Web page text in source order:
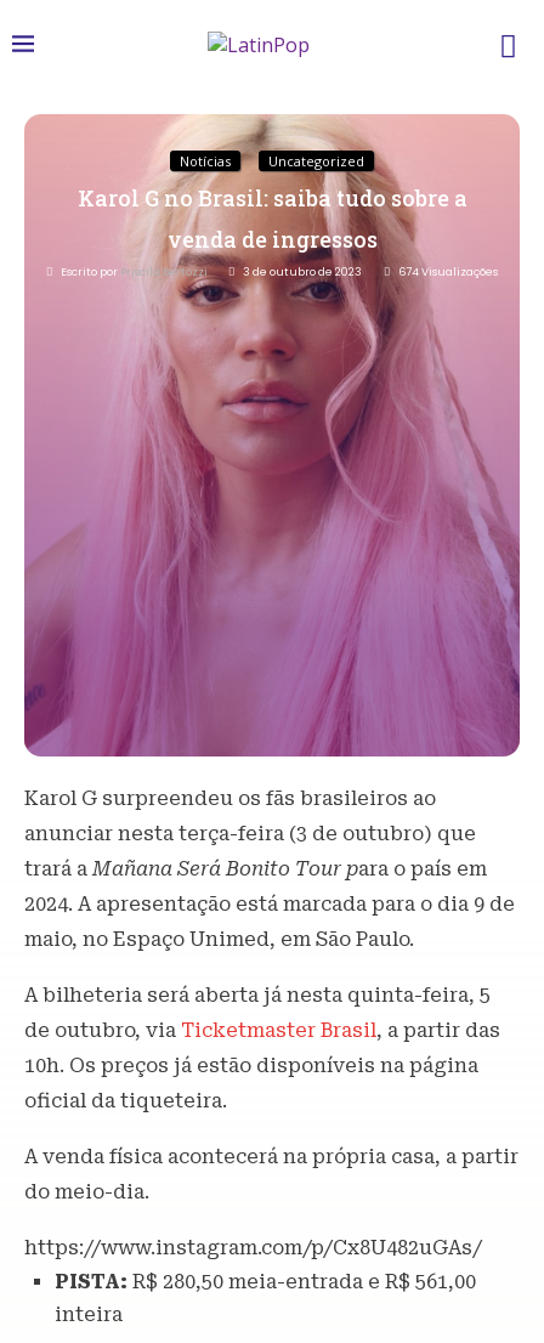
Notícias Uncategorized
Karol G no Brasil: saiba tudo sobre a
venda de ingressos
Escrito por Priscila Bertozzi 3 de outubro de 2023 674Visualizações
Karol G surpreendeu os fãs brasileiros ao
anunciar nesta terça-feira (3 de outubro) que
trará a Mañana Será Bonito Tour para o país em
2024. A apresentação está marcada para o dia 9 de
maio, no Espaço Unimed, em São Paulo.
A bilheteria será aberta já nesta quinta-feira, 5
de outubro, via Ticketmaster Brasil, a partir das
10h. Os preços já estão disponíveis na página
oficial da tiqueteira.
A venda física acontecerá na própria casa, a partir
do meio-dia.
https://www.instagram.com/p/Cx8U482uGAs/
PISTA: R$ 280,50 meia-entrada e R$ 561,00
inteira